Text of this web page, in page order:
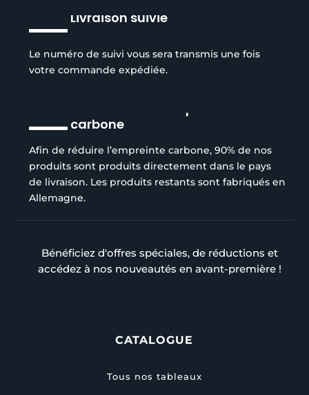
Livraison suivie
Le numéro de suivi vous sera transmis une fois
votre commande expédiée.
Réduction de l’empreinte
carbone
Afin de réduire l’empreinte carbone, 90% de nos
produits sont produits directement dans le pays
de livraison. Les produits restants sont fabriqués en
Allemagne.
Bénéficiez d'offres spéciales, de réductions et
accédez à nos nouveautés en avant-première !
CATALOGUE
Tous nos tableaux